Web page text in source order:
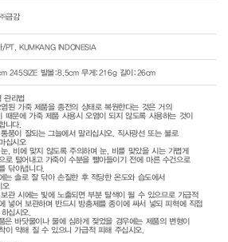
금강
/PT. KUMKANG INDONESIA
245SIZE 발볼:8.5cm 무게:216g 길이:26cm
관리법
된 가죽 제품을 종전의 상태로 복원한다는 것은 거의
때문에 가죽 제품 사용시 오염이 되지 않도록 사용하는 것이
니다.
풍이 잘되는 그늘에서 말리십시오. 직사광선 또는 불로
십시오
, 비에 맞지 않도록 주의하며 눈, 비를 맞았을 시는 가볍게
로 털어내고 가죽이 수분을 빨아들이기 전에 마른 수건으로
닦아냅니다.
는 솔로 잘 닦아 손질한 후 적당한 온도와 습도에서
오
관 시에는 빛에 노출되면 부분 탈색이 될 수 있으므로 가급적
넣어 보관하며 반드시 방충제를 종이에 싸서 넣되 피혁에 직접
십시오.
은 바닷물이나 물에 심하게 젖었을 경우에는 제품의 변형이
이 약해 질 수 있으니 가급적 피해 주십시오.